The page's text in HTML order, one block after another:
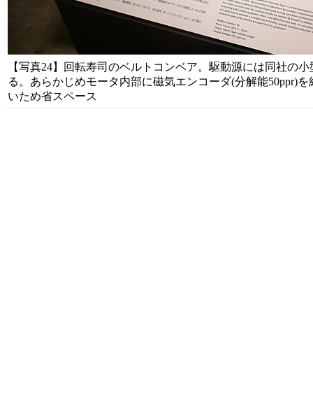
【写真24】回転寿司のベルトコンベア。駆動源には同社の
る。あらかじめモータ内部に磁気エンコーダ(分解能50ppr)
いため省スペース